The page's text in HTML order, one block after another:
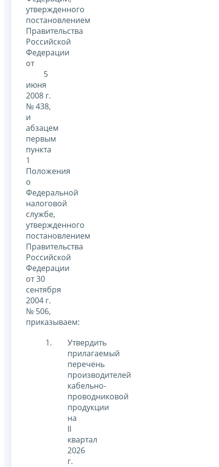
утвержденного
постановлением
Правительства
Российской
Федерации
от
5
июня
2008 г.
№ 438,
и
абзацем
первым
пункта
1
Положения
о
Федеральной
налоговой
службе,
утвержденного
постановлением
Правительства
Российской
Федерации
от 30
сентября
2004 г.
№ 506,
приказываем:
Утвердить
прилагаемый
перечень
производителей
кабельно-
проводниковой
продукции
на
II
квартал
2026
г.